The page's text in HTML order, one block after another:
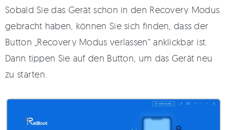
Sobald Sie das Gerät schon in den Recovery Modus
gebracht haben, können Sie sich finden, dass der
Button „Recovery Modus verlassen“ anklickbar ist.
Dann tippen Sie auf den Button, um das Gerät neu
zu starten.